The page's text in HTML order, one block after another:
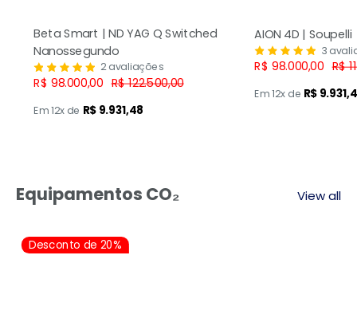
Beta Smart | ND YAG Q Switched
Nanossegundo
2 avaliações
Preço
promocional
R$ 98.000,00 Preço
R$ 122.500,00
Em 12x de R$ 9.931,48
AION 4D | Soupelli
3
Preço
promocional
R$ 98.000,00 R$
Em 12x de R$
Equipamentos CO₂ View all
Desconto de 20%